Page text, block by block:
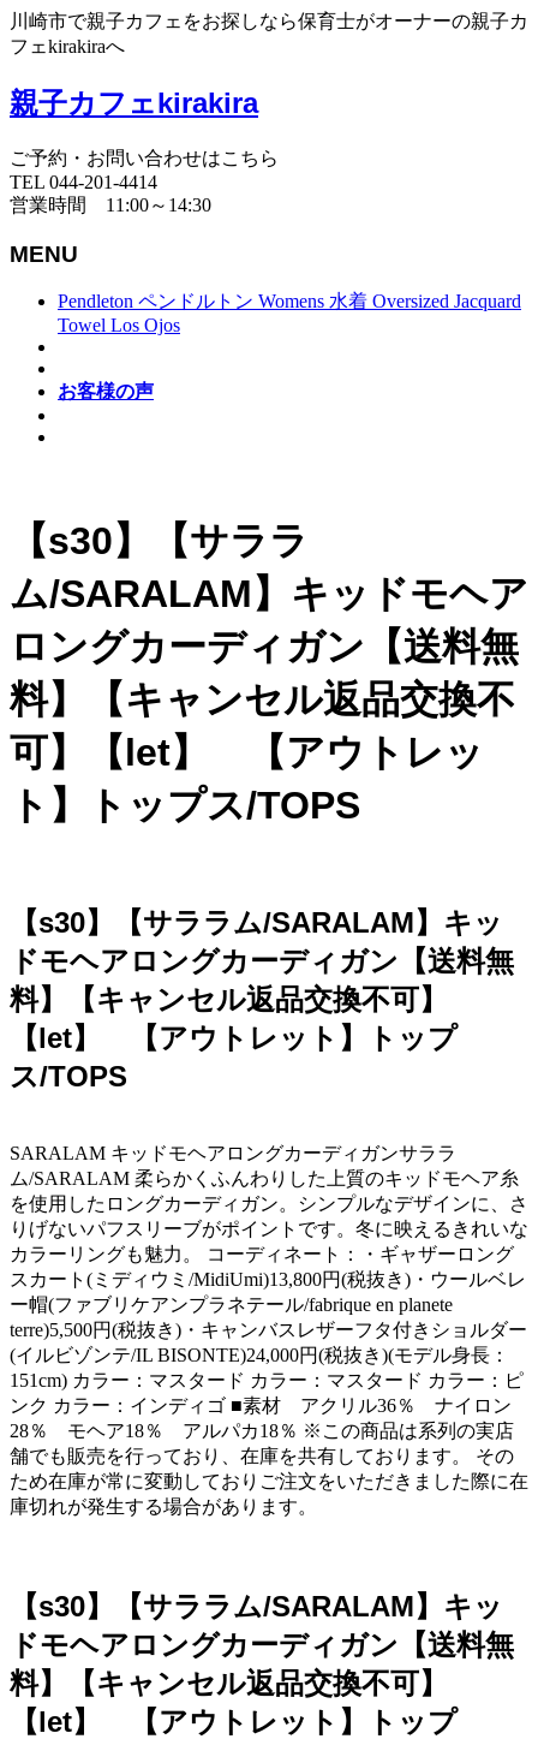
川崎市で親子カフェをお探しなら保育士がオーナーの親子カ
フェkirakiraへ
親子カフェkirakira
ご予約・お問い合わせはこちら
TEL 044-201-4414
営業時間 11:00～14:30
MENU
Pendleton ペンドルトン Womens 水着 Oversized Jacquard
Towel Los Ojos
お客様の声
【s30】【サララ
ム/SARALAM】キッドモヘア
ロングカーディガン【送料無
料】【キャンセル返品交換不
可】【let】 【アウトレッ
ト】トップス/TOPS
【s30】【サララム/SARALAM】キッ
ドモヘアロングカーディガン【送料無
料】【キャンセル返品交換不可】
【let】 【アウトレット】トップ
ス/TOPS
SARALAM キッドモヘアロングカーディガンサララ
ム/SARALAM 柔らかくふんわりした上質のキッドモヘア糸
を使用したロングカーディガン。シンプルなデザインに、さ
りげないパフスリーブがポイントです。冬に映えるきれいな
カラーリングも魅力。 コーディネート：・ギャザーロング
スカート(ミディウミ/MidiUmi)13,800円(税抜き)・ウールベレ
ー帽(ファブリケアンプラネテール/fabrique en planete
terre)5,500円(税抜き)・キャンバスレザーフタ付きショルダー
(イルビゾンテ/IL BISONTE)24,000円(税抜き)(モデル身長：
151cm) カラー：マスタード カラー：マスタード カラー：ピ
ンク カラー：インディゴ ■素材 アクリル36％ ナイロン
28％ モヘア18％ アルパカ18％ ※この商品は系列の実店
舗でも販売を行っており、在庫を共有しております。 その
ため在庫が常に変動しておりご注文をいただきました際に在
庫切れが発生する場合があります。
【s30】【サララム/SARALAM】キッ
ドモヘアロングカーディガン【送料無
料】【キャンセル返品交換不可】
【let】 【アウトレット】トップ